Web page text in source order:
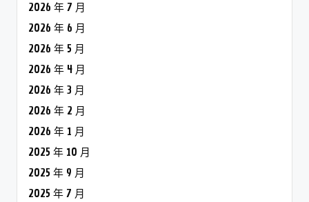
2026 年 7 月
2026 年 6 月
2026 年 5 月
2026 年 4 月
2026 年 3 月
2026 年 2 月
2026 年 1 月
2025 年 10 月
2025 年 9 月
2025 年 7 月